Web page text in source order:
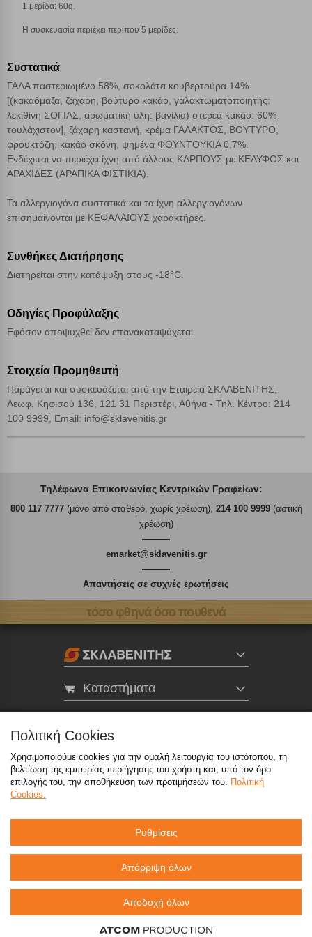
1 μερίδα: 60g.
Η συσκευασία περιέχει περίπου 5 μερίδες.
Συστατικά
ΓΑΛΑ παστεριωμένο 58%, σοκολάτα κουβερτούρα 14%
[(κακαόμαζα, ζάχαρη, βούτυρο κακάο, γαλακτωματοποιητής:
λεκιθίνη ΣΟΓΙΑΣ, αρωματική ύλη: βανίλια) στερεά κακάο: 60%
τουλάχιστον], ζάχαρη καστανή, κρέμα ΓΑΛΑΚΤΟΣ, ΒΟΥΤΥΡΟ,
φρουκτόζη, κακάο σκόνη, ψημένα ΦΟΥΝΤΟΥΚΙΑ 0,7%.
Ενδέχεται να περιέχει ίχνη από άλλους ΚΑΡΠΟΥΣ με ΚΕΛΥΦΟΣ και
ΑΡΑΧΙΔΕΣ (ΑΡΑΠΙΚΑ ΦΙΣΤΙΚΙΑ).
Τα αλλεργιογόνα συστατικά και τα ίχνη αλλεργιογόνων
επισημαίνονται με ΚΕΦΑΛΑΙΟΥΣ χαρακτήρες.
Συνθήκες Διατήρησης
Διατηρείται στην κατάψυξη στους -18°C.
Οδηγίες Προφύλαξης
Εφόσον αποψυχθεί δεν επανακαταψύχεται.
Στοιχεία Προμηθευτή
Παράγεται και συσκευάζεται από την Εταιρεία ΣΚΛΑΒΕΝΙΤΗΣ,
Λεωφ. Κηφισού 136, 121 31 Περιστέρι, Αθήνα - Τηλ. Κέντρο: 214
100 9999, Email: info@sklavenitis.gr
Τηλέφωνα Επικοινωνίας Κεντρικών Γραφείων:
800 117 7777(μόνο από σταθερό, χωρίς χρέωση), 214 100 9999(αστική
χρέωση)
emarket@sklavenitis.gr
Απαντήσεις σε συχνές ερωτήσεις
τόσο φθηνά όσο πουθενά
Καταστήματα
800 117 7777 (μόνο από σταθερό, χωρίς χρέωση),
214 100 9999 (αστική χρέωση)
©2026 Όροι Χρήσης Πολιτική Απορρήτου
Πολιτική Cookies CCTV
Πολιτική Cookies
Χρησιμοποιούμε cookies για την ομαλή λειτουργία του ιστότοπου, τη
βελτίωση της εμπειρίας περιήγησης του χρήστη και, υπό τον όρο
επιλογής του, την αποθήκευση των προτιμήσεών του. Πολιτική
Cookies.
Ρυθμίσεις
Απόρριψη όλων
Αποδοχή όλων
Απολύτως απαραίτητα cookies
Απόρριψη όλων
Αποδοχή όλων